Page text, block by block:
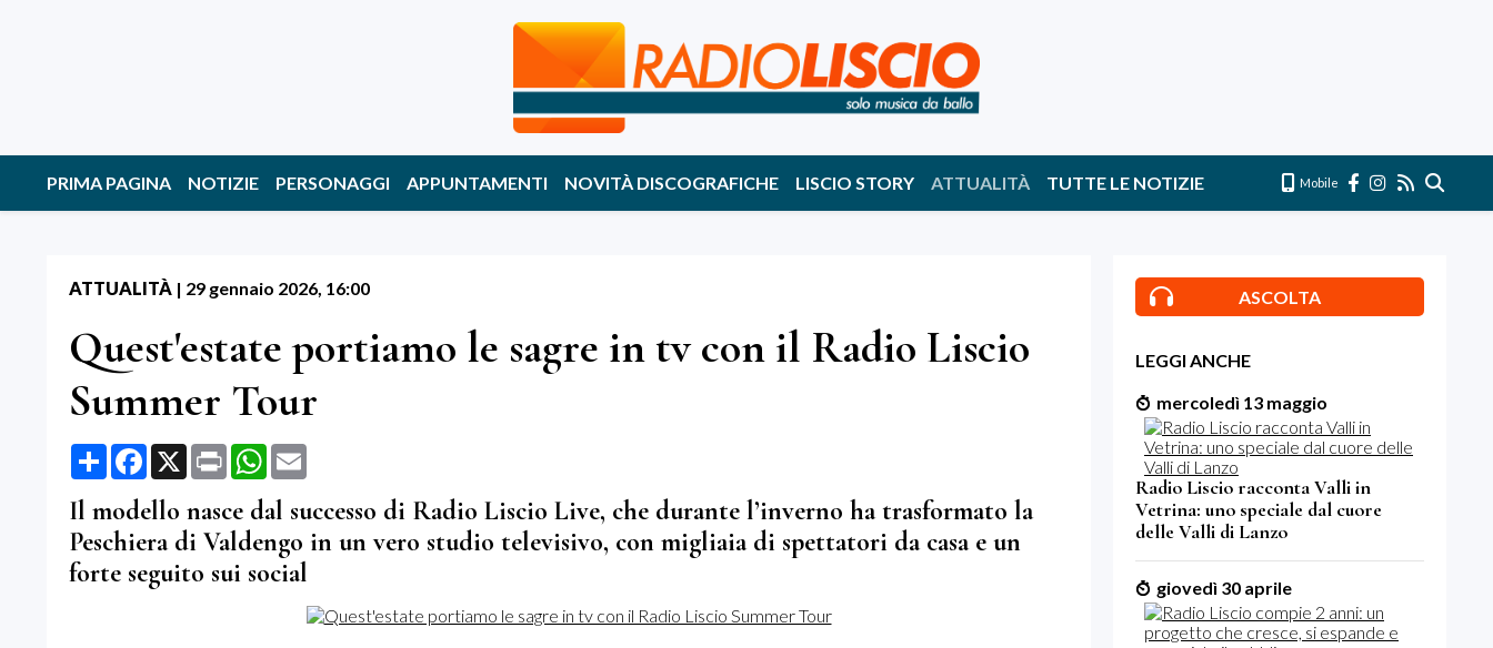
PRIMA PAGINA NOTIZIE PERSONAGGI APPUNTAMENTI NOVITÀ DISCOGRAFICHE LISCIO STORY ATTUALITÀ TUTTE LE NOTIZIE Mobile
ATTUALITÀ | 29 gennaio 2026, 16:00
Quest'estate portiamo le sagre in tv con il Radio Liscio
Summer Tour
Share Facebook
X Print WhatsApp
Il modello nasce dal successo di Radio Liscio Live, che durante l’inverno ha trasformato la
Peschiera di Valdengo in un vero studio televisivo, con migliaia di spettatori da casa e un
forte seguito sui social
ASCOLTA
LEGGI ANCHE
mercoledì 13 maggio
Radio Liscio racconta Valli in
Vetrina: uno speciale dal cuore
delle Valli di Lanzo
giovedì 30 aprile